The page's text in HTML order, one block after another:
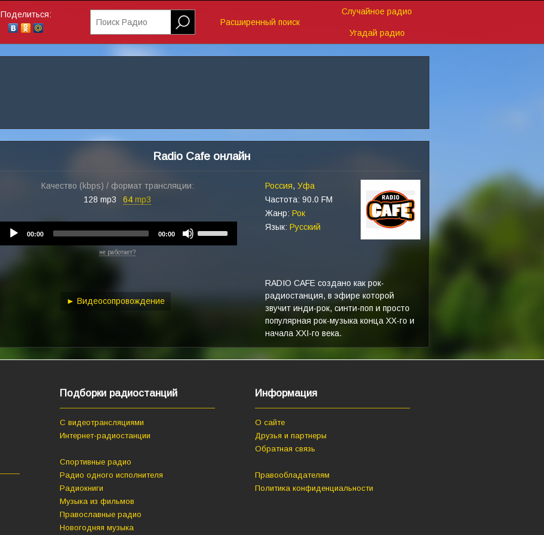
Поделиться:
Поиск Радио
Расширенный поиск
Случайное радио
Угадай радио
Radio Cafe онлайн
Качество (kbps) / формат трансляции:
128 mp3 64 mp3
00:00 00:00
не работает?
► Видеосопровождение
Россия, Уфа
Частота: 90.0 FM
Жанр: Рок
Язык: Русский
RADIO CAFE создано как рок-
радиостанция, в эфире которой
звучит инди-рок, синти-поп и просто
популярная рок-музыка конца XX-го и
начала XXI-го века.
Подборки радиостанций
С видеотрансляциями
Интернет-радиостанции
Спортивные радио
Радио одного исполнителя
Радиокниги
Музыка из фильмов
Православные радио
Новогодняя музыка
Информация
О сайте
Друзья и партнеры
Обратная связь
Правообладателям
Политика конфиденциальности